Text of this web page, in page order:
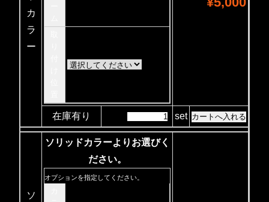
カ
ラ
ー
在庫有り set
ソ
ソリッドカラーよりお選びく
ださい。
オプションを指定してください。